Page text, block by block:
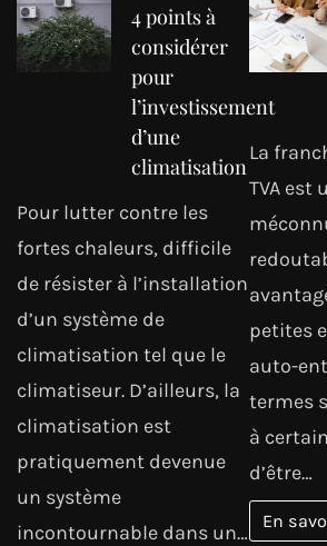
4 points à
considérer
pour
l’investissement
d’une
climatisation
Pour lutter contre les
fortes chaleurs, difficile
de résister à l’installation
d’un système de
climatisation tel que le
climatiseur. D’ailleurs, la
climatisation est
pratiquement devenue
un système
incontournable dans un…
La
TVA est
petites
auto-
termes
à
d’être…
En